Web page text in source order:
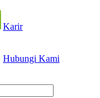
Karir
Hubungi Kami